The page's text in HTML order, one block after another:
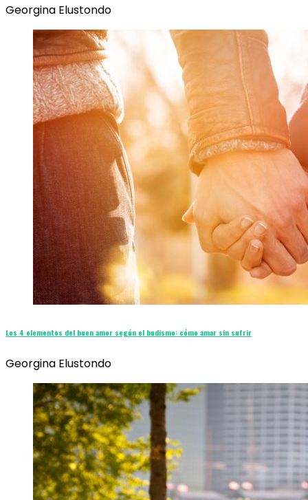
Georgina Elustondo
Los 4 elementos del buen amor según el budismo: cómo amar sin sufrir
Georgina Elustondo